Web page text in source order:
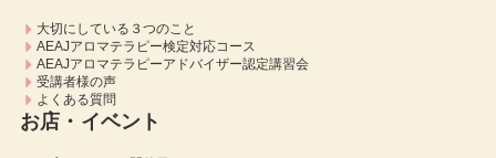
大切にしている３つのこと
AEAJアロマテラピー検定対応コース
AEAJアロマテラピーアドバイザー認定講習会
受講者様の声
よくある質問
お店・イベント